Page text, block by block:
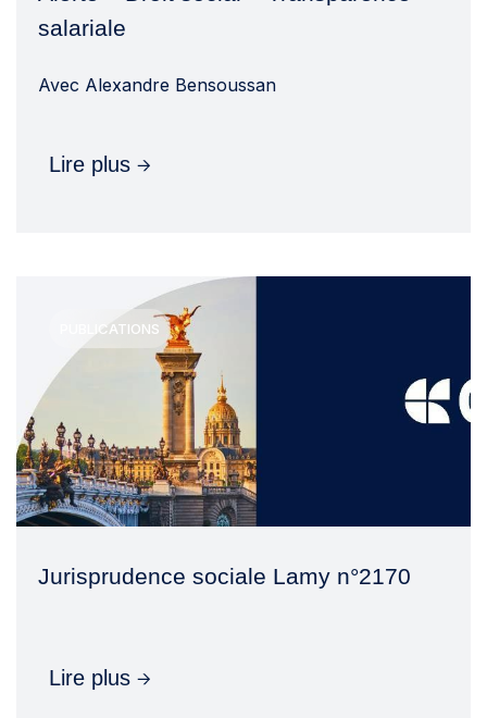
salariale
Avec Alexandre Bensoussan
Lire plus
PUBLICATIONS
Jurisprudence sociale Lamy n°2170
Lire plus